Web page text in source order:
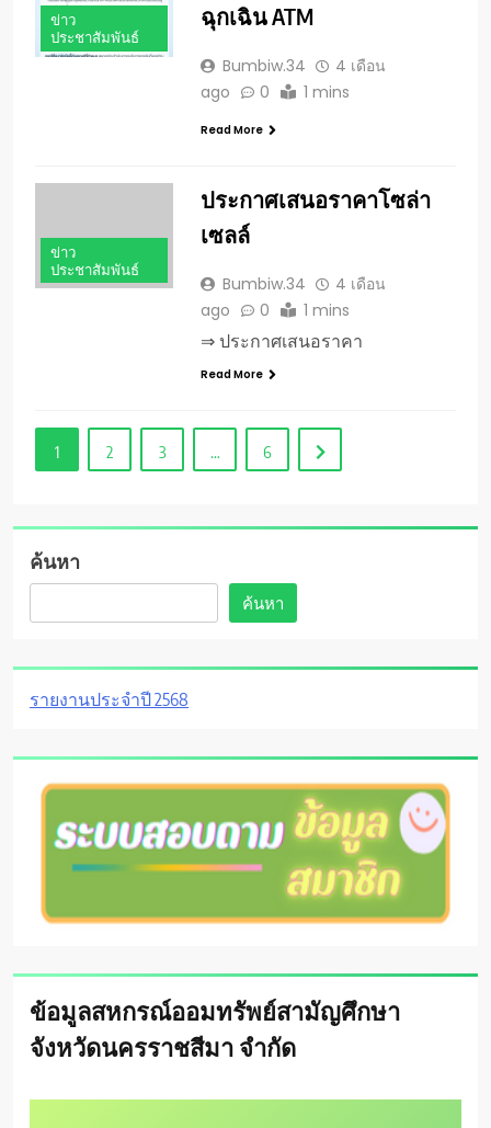
ข่าว
ประชาสัมพันธ์
ฉุกเฉิน ATM
Bumbiw.34
4 เดือน
ago
0 1 mins
Read More
ข่าว
ประชาสัมพันธ์
ประกาศเสนอราคาโซล่า
เซลล์
Bumbiw.34
4 เดือน
ago
0 1 mins
⇒ ประกาศเสนอราคา
Read More
1 2 3 … 6
ค้นหา
ค้นหา
รายงานประจำปี 2568
ข้อมูลสหกรณ์ออมทรัพย์สามัญศึกษา
จังหวัดนครราชสีมา จำกัด